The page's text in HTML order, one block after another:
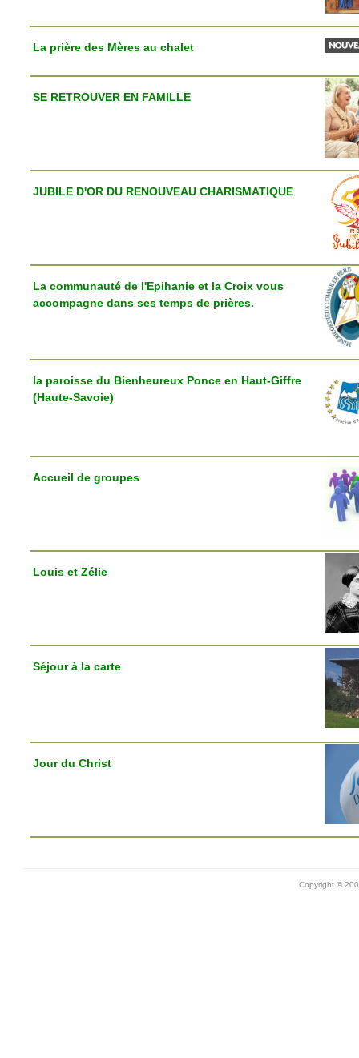
La prière des Mères au chalet
SE RETROUVER EN FAMILLE
JUBILE D'OR DU RENOUVEAU CHARISMATIQUE
La communauté de l'Epihanie et la Croix vous
accompagne dans ses temps de prières.
la paroisse du Bienheureux Ponce en Haut-Giffre
(Haute-Savoie)
Accueil de groupes
Louis et Zélie
Séjour à la carte
Jour du Christ
Copyright ©